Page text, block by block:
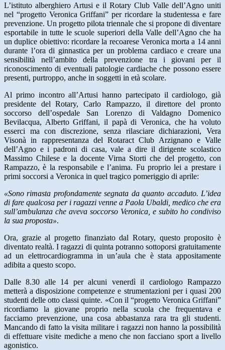
L’istituto alberghiero Artusi e il Rotary Club Valle dell’Agno uniti
nel “progetto Veronica Griffani” per ricordare la studentessa e fare
prevenzione. Un progetto pilota triennale che si propone di diventare
esportabile in tutte le scuole superiori della Valle dell’Agno che ha
un duplice obiettivo: ricordare la recoarese Veronica morta a 14 anni
durante l’ora di ginnastica per un problema cardiaco e creare una
sensibilità nell’ambito della prevenzione tra i giovani per il
riconoscimento di eventuali patologie cardiache che possono essere
presenti, purtroppo, anche in soggetti in età scolare.
Al primo incontro all’Artusi hanno partecipato il cardiologo, già
presidente del Rotary, Carlo Rampazzo, il direttore del pronto
soccorso dell’ospedale San Lorenzo di Valdagno Domenico
Bevilacqua, Alberto Griffani, il papà di Veronica, che ha voluto
esserci ma con discrezione, senza rilasciare dichiarazioni, Vera
Visonà in rappresentanza del Rotaract Club Arzignano e Valle
dell’Agno e i padroni di casa, vale a dire il dirigente scolastico
Massimo Chilese e la docente Virna Storti che del progetto, con
Rampazzo, è la responsabile e l’anima. Fu proprio lei a prestare i
primi soccorsi a Veronica in quel tragico pomeriggio di aprile:
«Sono rimasta profondamente segnata da quanto accaduto. L’idea
di fare qualcosa per i ragazzi venne a Paola Ubaldi, medico che era
sull’ambulanza che aveva soccorso Veronica, e subito ho condiviso
la sua proposta».
Ora, grazie al progetto finanziato dal Rotary, questo proposito è
diventato realtà. I ragazzi di quinta potranno sottoporsi gratuitamente
ad un elettrocardiogramma in un’aula che è stata appositamente
adibita a questo scopo.
Dalle 8.30 alle 14 per alcuni venerdì il cardiologo Rampazzo
metterà a disposizione competenze e strumentazioni per i quasi 200
studenti delle otto classi quinte. «Con il “progetto Veronica Griffani”
ricordiamo la giovane proprio nella scuola che frequentava e
facciamo prevenzione, una cosa abbastanza rara tra gli studenti.
Mancando di fatto la visita militare i ragazzi non hanno la possibilità
di effettuare visite mediche a meno che non facciano sport a livello
agonistico.